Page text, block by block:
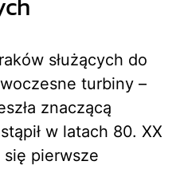
służących do
turbiny –
znaczącą
w latach 80. XX
się pierwsze